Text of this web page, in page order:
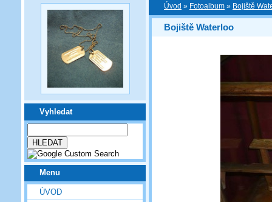
Vyhledat
Menu
ÚVOD
Úvod » Fotoalbum » Bojiště
Bojiště Waterloo